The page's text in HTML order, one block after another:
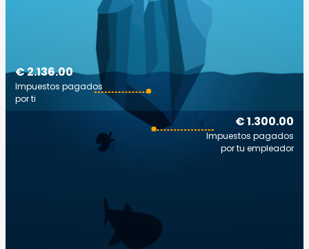
€ 1.300.00
Impuestos pagados
por tu empleador
€ 2.136.00
Impuestos pagados
por ti